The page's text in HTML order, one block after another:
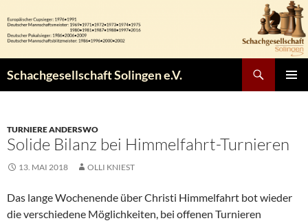
Inhalt
springen
Schachgesellschaft Solingen e.V.
TURNIERE ANDERSWO
Solide Bilanz bei Himmelfahrt-Turnieren
13. MAI 2018 OLLI KNIEST
Das lange Wochenende über Christi Himmelfahrt bot wieder
die verschiedene Möglichkeiten, bei offenen Turnieren